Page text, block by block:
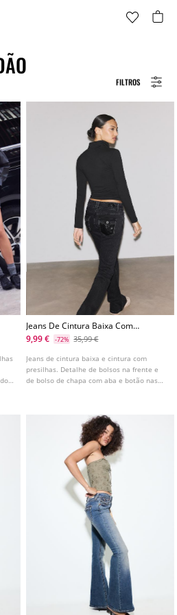
FILTROS
Jeans De Cintura Baixa Com
Lantejoulas
9,99 € -72% 35,99 €
Jeans de cintura baixa e cintura com
presilhas. Detalhe de bolsos na frente e
de bolso de chapa com aba e botão nas